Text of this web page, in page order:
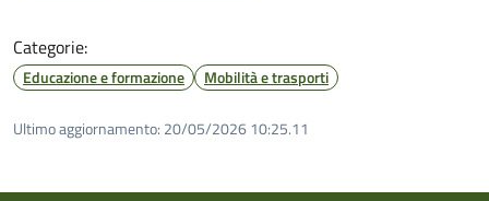
Categorie:
Educazione e formazione Mobilità e trasporti
Ultimo aggiornamento: 20/05/2026 10:25.11